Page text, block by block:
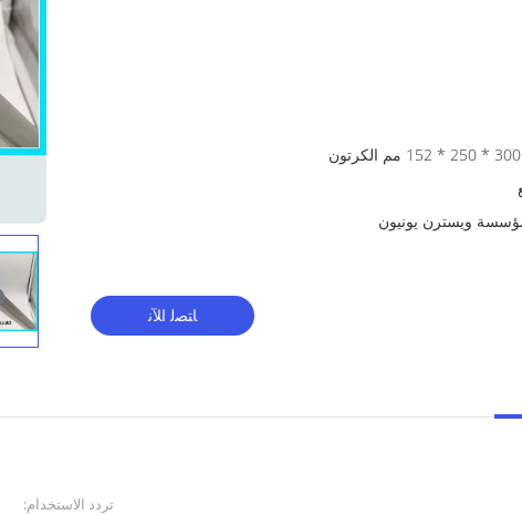
مؤسسة ويسترن يونيون
ﺎﺘﺼﻟ ﺍﻶﻧ
تردد الاستخدام: